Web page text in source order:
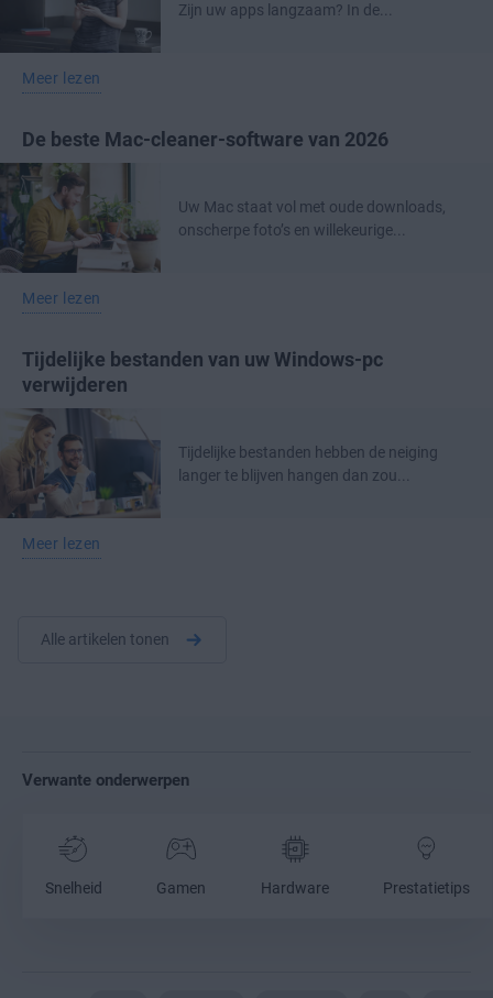
Zijn uw apps langzaam? In de...
Meer lezen
De beste Mac-cleaner-software van 2026
Uw Mac staat vol met oude downloads,
onscherpe foto’s en willekeurige...
Meer lezen
Tijdelijke bestanden van uw Windows-pc
verwijderen
Tijdelijke bestanden hebben de neiging
langer te blijven hangen dan zou...
Meer lezen
Alle artikelen tonen
Verwante onderwerpen
Snelheid Gamen Hardware Prestatietips